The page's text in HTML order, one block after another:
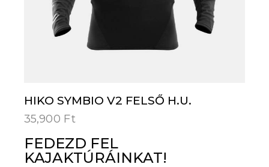
HIKO SYMBIO V2 FELSŐ H.U.
35,900 Ft
FEDEZD FEL
KAJAKTÚRÁINKAT!